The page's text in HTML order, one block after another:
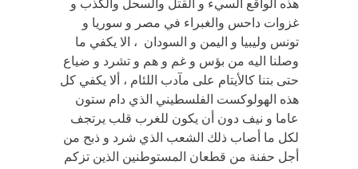
غزوات داحس والغبراء في مصر و سوريا و
تونس وليبيا و اليمن و السودان ، الا يكفي ما
وصلنا اليه من بؤس و غم و هم و تشرد و ضياع
حتى بتنا كالأيتام على مآدب اللئام ، ألا يكفي كل
هذه الهولوكست الفلسطيني الذي دام ستون
عاما و نيف دون أن يكون للغرب قلب يرتجف
لكل ما أصاب ذلك الشعب الذي شرد و ذبح من
أجل حفنة من قطعان المستوطنين الذين تزكم